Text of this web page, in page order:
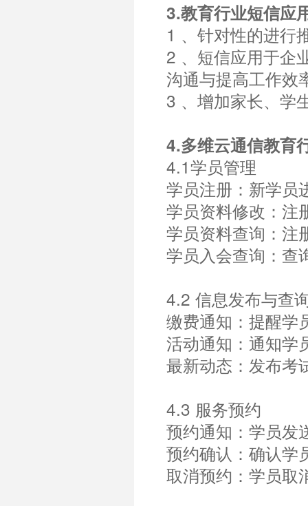
3.教育行业短信应
1 、针对性的进行
2 、短信应用于企
沟通与提高工作效
3 、增加家长、学
4.多维云通信教育
4.1学员管理
学员注册：新学员
学员资料修改：注
学员资料查询：注
学员入会查询：查
4.2 信息发布与查
缴费通知：提醒学
活动通知：通知学
最新动态：发布考
4.3 服务预约
预约通知：学员发
预约确认：确认学
取消预约：学员取